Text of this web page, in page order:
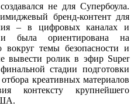
не для Супербоула.
бренд-контент для
– в цифровых каналах и
была ориентирована на
темы безопасности и
вывести ролик в эфир Super
стадии подготовки
креативных материалов
контексту крупнейшего